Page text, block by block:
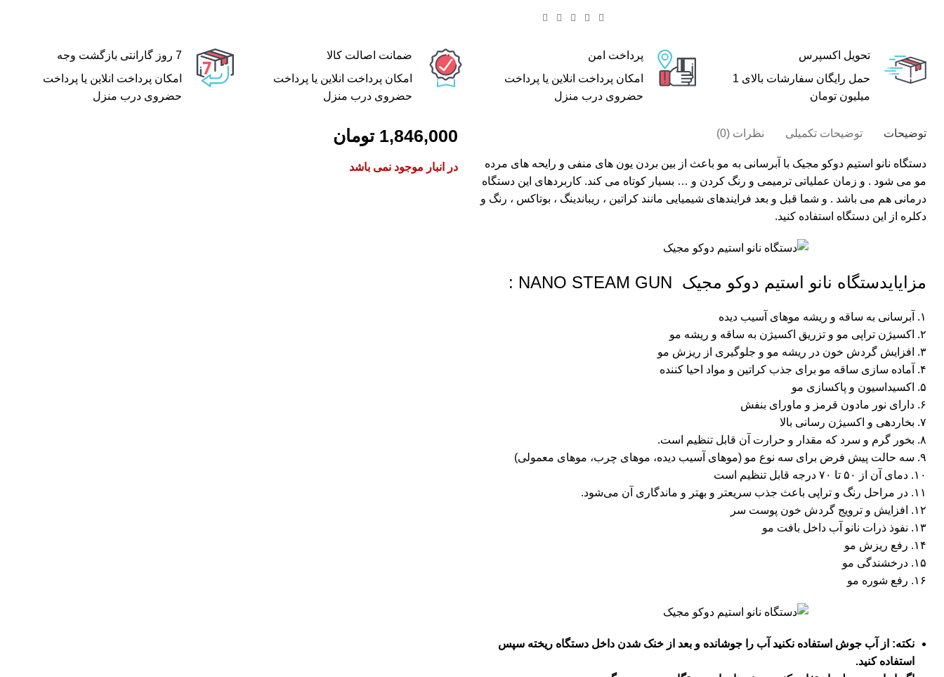
تحویل اکسپرس
حمل رایگان سفارشات بالای 1
میلیون تومان
پرداخت امن
امکان پرداخت انلاین یا پرداخت
حضروی درب منزل
ضمانت اصالت کالا
امکان پرداخت انلاین یا پرداخت
حضروی درب منزل
7 روز گارانتی بازگشت وجه
امکان پرداخت انلاین یا پرداخت
حضروی درب منزل
توضیحات توضیحات تکمیلی نظرات (0)
دستگاه نانو استیم دوکو مجیک با آبرسانی به مو باعث از بین بردن یون های منفی و رایحه های مرده
مو می شود . و زمان عملیاتی ترمیمی و رنگ کردن و … بسیار کوتاه می کند. کاربردهای این دستگاه
درمانی هم می باشد . و شما قبل و بعد فرایندهای شیمیایی مانند کراتین ، ریباندینگ ، بوتاکس ، رنگ و
دکلره از این دستگاه استفاده کنید.
مزایایدستگاه نانو استیم دوکو مجیک NANO STEAM GUN :
۱. آبرسانی به ساقه و ریشه موهای آسیب دیده
۲. اکسیژن تراپی مو و تزریق اکسیژن به ساقه و ریشه مو
۳. افزایش گردش خون در ریشه مو و جلوگیری از ریزش مو
۴. آماده سازی ساقه مو برای جذب کراتین و مواد احیا کننده
۵. اکسیداسیون و پاکسازی مو
۶. دارای نور مادون قرمز و ماورای بنفش
۷. بخاردهی و اکسیژن رسانی بالا
۸. بخور گرم و سرد که مقدار و حرارت آن قابل تنظیم است.
۹. سه حالت پیش فرض برای سه نوع مو (موهای آسیب دیده، موهای چرب، موهای معمولی)
۱۰. دمای آن از ۵۰ تا ۷۰ درجه قابل تنظیم است
۱۱. در مراحل رنگ و تراپی باعث جذب سریعتر و بهتر و ماندگاری آن می‌شود.
۱۲. افزایش و ترویج گردش خون پوست سر
۱۳. نفوذ ذرات نانو آب داخل بافت مو
۱۴. رفع ریزش مو
۱۵. درخشندگی مو
۱۶. رفع شوره مو
نکته: از آب جوش استفاده نکنید آب را جوشانده و بعد از خنک شدن داخل دستگاه ریخته سپس
استفاده کنید.
1,846,000 تومان
در انبار موجود نمی باشد